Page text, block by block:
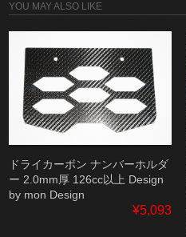
YOU MAY ALSO LIKE
ドライカーボン ナンバーホルダ
ー 2.0mm厚 126cc以上 Design
by mon Design
¥5,093